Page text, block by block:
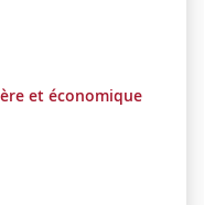
et économique